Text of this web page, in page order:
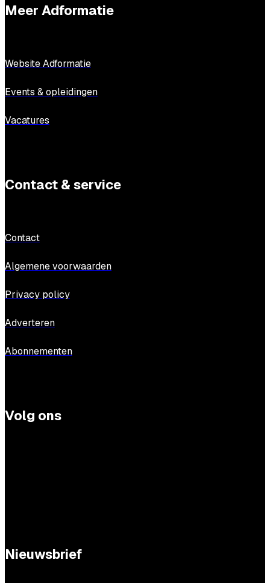
Meer Adformatie
Website Adformatie
Events & opleidingen
Vacatures
Contact & service
Contact
Algemene voorwaarden
Privacy policy
Adverteren
Abonnementen
Volg ons
Nieuwsbrief